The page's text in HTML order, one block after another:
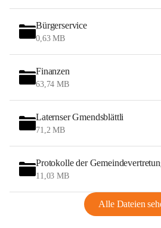
Bürgerservice
0,63 MB
Finanzen
63,74 MB
Laternser Gmendsblättli
71,2 MB
Protokolle der
11,03 MB
Alle Dateien